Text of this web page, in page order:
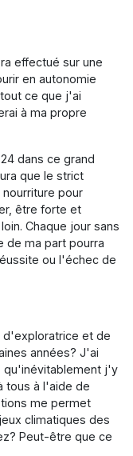
effectué sur une
en autonomie
ce que j'ai
à ma propre
dans ce grand
que le strict
pour
être forte et
Chaque jour sans
de ma part pourra
ou l'échec de
et de
années? J'ai
qu'inévitablement j'y
tous à l'aide de
me permet
climatiques des
Peut-être que ce